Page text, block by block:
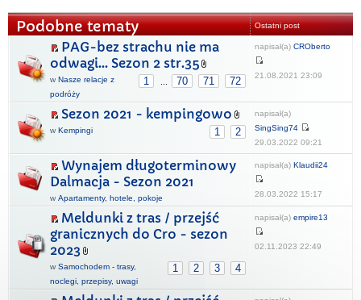
Podobne tematy Ostatni post
PAG-bez strachu nie ma
odwagi... Sezon 2 str.35
1 70 71 72
w Nasze relacje z
podróży
napisał(a) CROberto
21.08.2021 23:09
Sezon 2021 - kempingowo
1 2
w Kempingi
napisał(a)
SingSing74
29.03.2022 09:21
Wynajem długoterminowy
Dalmacja - Sezon 2021
w Apartamenty, hotele, pokoje
napisał(a) Klaudii24
28.03.2022 15:17
Meldunki z tras / przejść
granicznych do Cro - sezon
2023
1 2 3 4
w Samochodem - trasy,
noclegi, przepisy, uwagi
napisał(a) empire13
02.11.2023 22:49